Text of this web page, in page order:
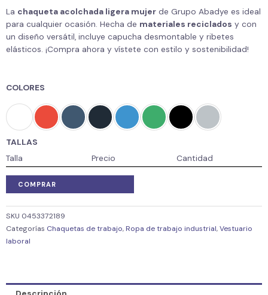
La chaqueta acolchada ligera mujer de Grupo Abadye es ideal
para cualquier ocasión. Hecha de materiales reciclados y con
un diseño versátil, incluye capucha desmontable y ribetes
elásticos. ¡Compra ahora y vístete con estilo y sostenibilidad!
COLORES
TALLAS
Talla
Precio Cantidad
COMPRAR
SKU 0453372189
Categorías Chaquetas de trabajo,Ropa de trabajo industrial,Vestuario
laboral